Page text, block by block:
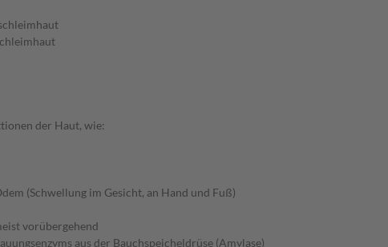
der Haut, wie:
(Schwellung im Gesicht, an Hand und Fuß)
vorübergehend
aus der Bauchspeicheldrüse (Amylase)